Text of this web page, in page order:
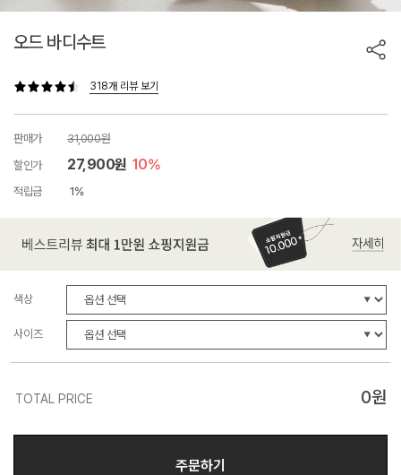
오드 바디수트
318개 리뷰 보기
판매가
31,000원
할인가
27,900원 10%
적립금 1%
색상
사이즈
TOTAL PRICE 0원
주문하기